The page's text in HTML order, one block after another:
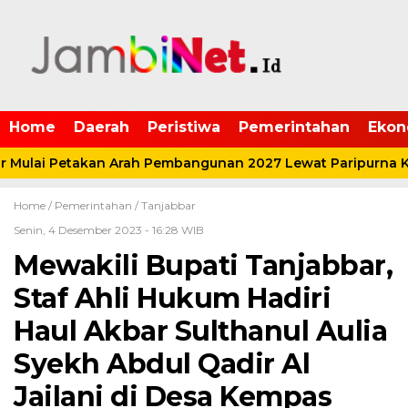
Home Daerah Peristiwa Pemerintahan
Petakan Arah Pembangunan 2027 Lewat Paripurna
Home / Pemerintahan / Tanjabbar
Senin, 4 Desember 2023 - 16:28 WIB
Mewakili Bupati Tanjabbar,
Staf Ahli Hukum Hadiri
Haul Akbar Sulthanul Aulia
Syekh Abdul Qadir Al
Jailani di Desa Kempas